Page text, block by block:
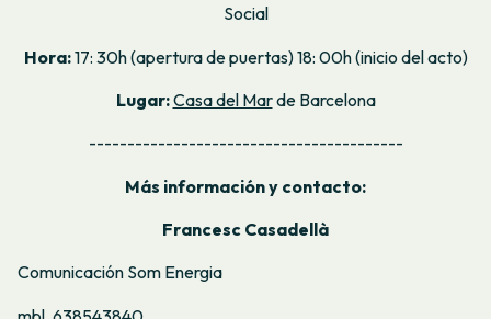
Social
Hora:17: 30h (apertura de puertas) 18: 00h (inicio del acto)
Lugar:Casa del Marde Barcelona
-----------------------------------------
Más información y contacto:
Francesc Casadellà
Comunicación Som Energia